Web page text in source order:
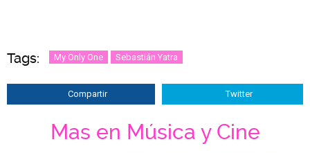
Tags: My Only One Sebastián Yatra
Compartir Twitter
Mas en Música y Cine